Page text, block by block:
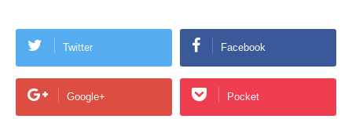
Twitter Facebook
Google+ Pocket